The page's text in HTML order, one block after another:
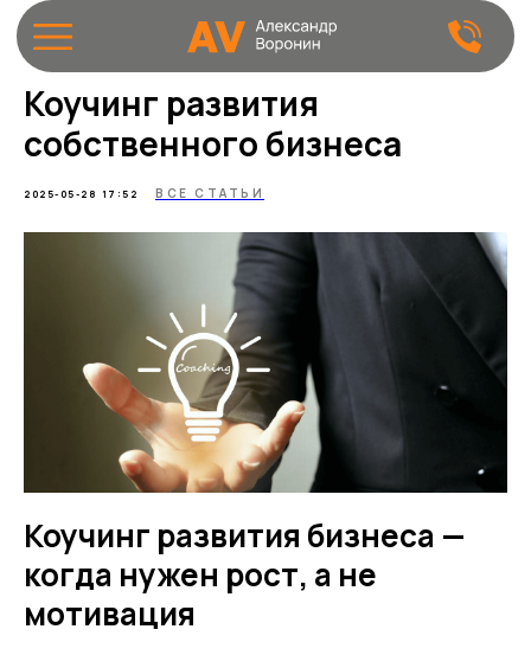
Коучинг развития
собственного бизнеса
2025-05-28 17:52 ВСЕ СТАТЬИ
Коучинг развития бизнеса —
когда нужен рост, а не
мотивация